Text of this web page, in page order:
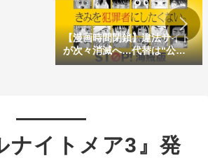
【漫画時間閉鎖】違法サイト
が次々消滅へ…代替は“公式
アプリ一択”か
ナイトメア3』発